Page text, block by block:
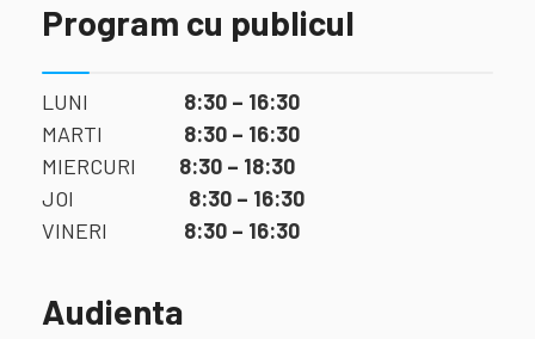
Program cu publicul
LUNI 8:30 – 16:30
MARTI 8:30 – 16:30
MIERCURI 8:30 – 18:30
JOI 8:30 – 16:30
VINERI 8:30 – 16:30
Audienta